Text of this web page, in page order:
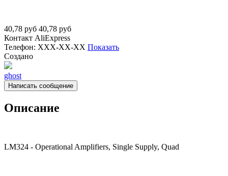
40,78 руб 40,78 руб
Контакт AliExpress
Телефон: XXX-XX-XX Показать
Создано
ghost
Написать сообщение
Описание
LM324 - Operational Amplifiers, Single Supply, Quad